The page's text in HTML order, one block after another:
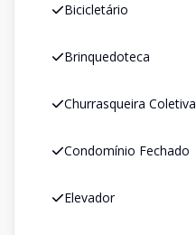
Bicicletário
Brinquedoteca
Churrasqueira Coletiva
Condomínio Fechado
Elevador